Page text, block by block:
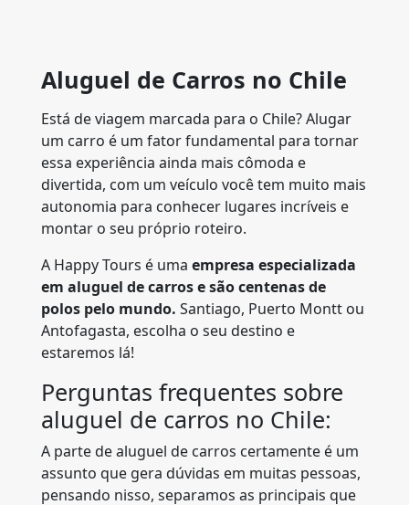
Aluguel de Carros no Chile
Está de viagem marcada para o Chile? Alugar
um carro é um fator fundamental para tornar
essa experiência ainda mais cômoda e
divertida, com um veículo você tem muito mais
autonomia para conhecer lugares incríveis e
montar o seu próprio roteiro.
A Happy Tours é uma empresa especializada
em aluguel de carros e são centenas de
polos pelo mundo. Santiago, Puerto Montt ou
Antofagasta, escolha o seu destino e
estaremos lá!
Perguntas frequentes sobre
aluguel de carros no Chile:
A parte de aluguel de carros certamente é um
assunto que gera dúvidas em muitas pessoas,
pensando nisso, separamos as principais que